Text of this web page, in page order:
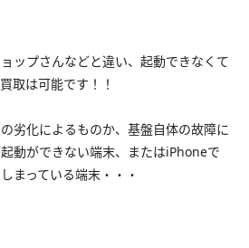
ップさんなどと違い、起動できなくて
取は可能です！！
劣化によるものか、基盤自体の故障に
動ができない端末、またはiPhoneで
まっている端末・・・